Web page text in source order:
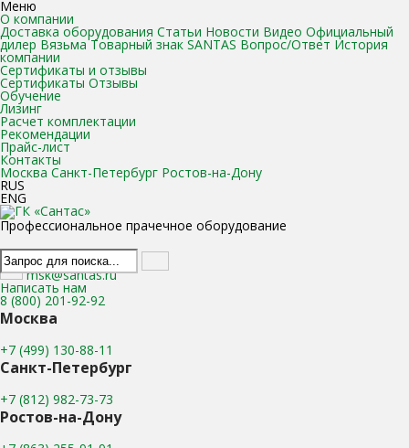
Меню
О компании
Доставка оборудования Статьи Новости Видео Официальный
дилер Вязьма Товарный знак SANTAS Вопрос/Ответ История
компании
Сертификаты и отзывы
Сертификаты Отзывы
Обучение
Лизинг
Расчет комплектации
Рекомендации
Прайс-лист
Контакты
Москва Санкт-Петербург Ростов-на-Дону
RUS
ENG
Профессиональное прачечное оборудование
msk@santas.ru
Написать нам
8 (800) 201-92-92
Москва
+7 (499) 130-88-11
Санкт-Петербург
+7 (812) 982-73-73
Ростов-на-Дону